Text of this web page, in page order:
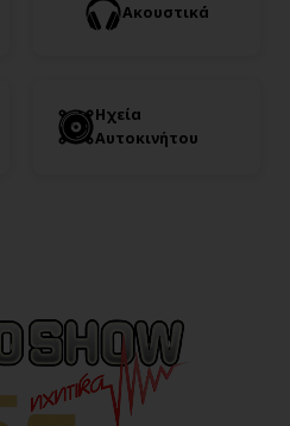
Ακουστικά
Ηχεία
Αυτοκινήτου